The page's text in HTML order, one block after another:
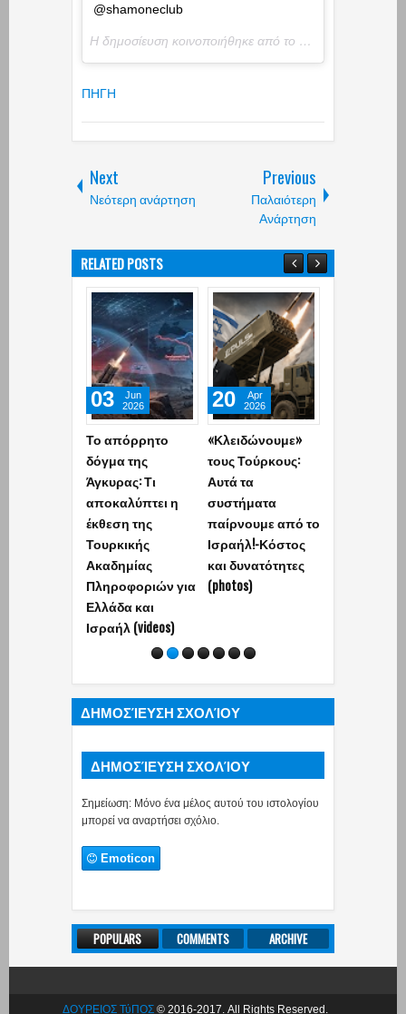
@shamoneclub
Η δημοσίευση κοινοποιήθηκε από το χρήστη
ΠΗΓΗ
Next
Νεότερη ανάρτηση
Previous
Παλαιότερη
Ανάρτηση
RELATED POSTS
Το απόρρητο
δόγμα της
Άγκυρας: Τι
αποκαλύπτει η
έκθεση της
Τουρκικής
Ακαδημίας
Πληροφοριών για
Ελλάδα και
Ισραήλ (videos)
03
Jun
2026
«Κλειδώνουμε»
τους Τούρκους:
Αυτά τα
συστήματα
παίρνουμε από το
Ισραήλ!-Κόστος
και δυνατότητες
(photos)
20
Apr
2026
ΔΗΜΟΣΊΕΥΣΗ ΣΧΟΛΊΟΥ
ΔΗΜΟΣΊΕΥΣΗ ΣΧΟΛΊΟΥ
Σημείωση: Μόνο ένα μέλος αυτού του ιστολογίου
μπορεί να αναρτήσει σχόλιο.
Emoticon
POPULARS COMMENTS ARCHIVE
ΔΟΥΡΕΙΟΣ ΤύΠΟΣ © 2016-2017. All Rights Reserved.